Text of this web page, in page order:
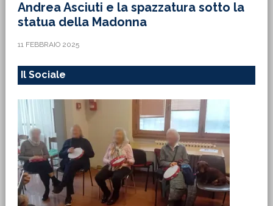
Andrea Asciuti e la spazzatura sotto la
statua della Madonna
11 FEBBRAIO 2025
Il Sociale